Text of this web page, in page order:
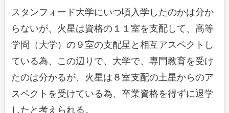
スタンフォード大学にいつ頃入学したのかは分か
らないが、火星は資格の１１室を支配して、高等
学問（大学）の９室の支配星と相互アスペクトし
ている為、この辺りで、大学で、専門教育を受け
たのは分かるが、火星は８室支配の土星からのア
スペクトを受けている為、卒業資格を得ずに退学
したと考えられる。